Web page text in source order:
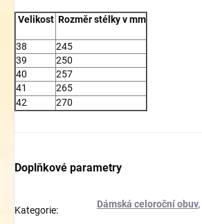
Velikost Rozměr stélky v mm
38
245
39
250
40
257
41
265
42
270
Doplňkové parametry
Kategorie:
Dámská celoroční obuv,